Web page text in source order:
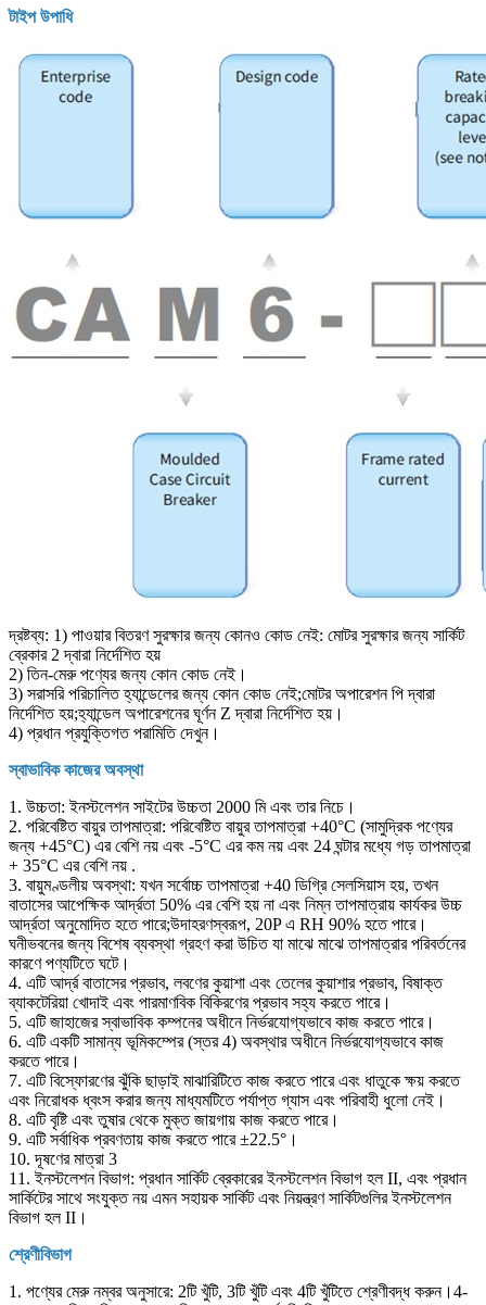
টাইপ উপাধি
দ্রষ্টব্য: 1) পাওয়ার বিতরণ সুরক্ষার জন্য কোনও কোড নেই: মোটর সুরক্ষার জন্য সার্কিট
ব্রেকার 2 দ্বারা নির্দেশিত হয়
2) তিন-মেরু পণ্যের জন্য কোন কোড নেই।
3) সরাসরি পরিচালিত হ্যান্ডেলের জন্য কোন কোড নেই;মোটর অপারেশন পি দ্বারা
নির্দেশিত হয়;হ্যান্ডেল অপারেশনের ঘূর্ণন Z দ্বারা নির্দেশিত হয়।
4) প্রধান প্রযুক্তিগত পরামিতি দেখুন।
স্বাভাবিক কাজের অবস্থা
1. উচ্চতা: ইনস্টলেশন সাইটের উচ্চতা 2000 মি এবং তার নিচে।
2. পরিবেষ্টিত বায়ুর তাপমাত্রা: পরিবেষ্টিত বায়ুর তাপমাত্রা +40°C (সামুদ্রিক পণ্যের
জন্য +45°C) এর বেশি নয় এবং -5°C এর কম নয় এবং 24 ঘন্টার মধ্যে গড় তাপমাত্রা
+ 35°C এর বেশি নয় .
3. বায়ুমণ্ডলীয় অবস্থা: যখন সর্বোচ্চ তাপমাত্রা +40 ডিগ্রি সেলসিয়াস হয়, তখন
বাতাসের আপেক্ষিক আর্দ্রতা 50% এর বেশি হয় না এবং নিম্ন তাপমাত্রায় কার্যকর উচ্চ
আর্দ্রতা অনুমোদিত হতে পারে;উদাহরণস্বরূপ, 20P এ RH 90% হতে পারে।
ঘনীভবনের জন্য বিশেষ ব্যবস্থা গ্রহণ করা উচিত যা মাঝে মাঝে তাপমাত্রার পরিবর্তনের
কারণে পণ্যটিতে ঘটে।
4. এটি আর্দ্র বাতাসের প্রভাব, লবণের কুয়াশা এবং তেলের কুয়াশার প্রভাব, বিষাক্ত
ব্যাকটেরিয়া খোদাই এবং পারমাণবিক বিকিরণের প্রভাব সহ্য করতে পারে।
5. এটি জাহাজের স্বাভাবিক কম্পনের অধীনে নির্ভরযোগ্যভাবে কাজ করতে পারে।
6. এটি একটি সামান্য ভূমিকম্পের (স্তর 4) অবস্থার অধীনে নির্ভরযোগ্যভাবে কাজ
করতে পারে।
7. এটি বিস্ফোরণের ঝুঁকি ছাড়াই মাঝারিটিতে কাজ করতে পারে এবং ধাতুকে ক্ষয় করতে
এবং নিরোধক ধ্বংস করার জন্য মাধ্যমটিতে পর্যাপ্ত গ্যাস এবং পরিবাহী ধুলো নেই।
8. এটি বৃষ্টি এবং তুষার থেকে মুক্ত জায়গায় কাজ করতে পারে।
9. এটি সর্বাধিক প্রবণতায় কাজ করতে পারে ±22.5°।
10. দূষণের মাত্রা 3
11. ইনস্টলেশন বিভাগ: প্রধান সার্কিট ব্রেকারের ইনস্টলেশন বিভাগ হল II, এবং প্রধান
সার্কিটের সাথে সংযুক্ত নয় এমন সহায়ক সার্কিট এবং নিয়ন্ত্রণ সার্কিটগুলির ইনস্টলেশন
বিভাগ হল II।
শ্রেণীবিভাগ
1. পণ্যের মেরু নম্বর অনুসারে: 2টি খুঁটি, 3টি খুঁটি এবং 4টি খুঁটিতে শ্রেণীবদ্ধ করুন।4-